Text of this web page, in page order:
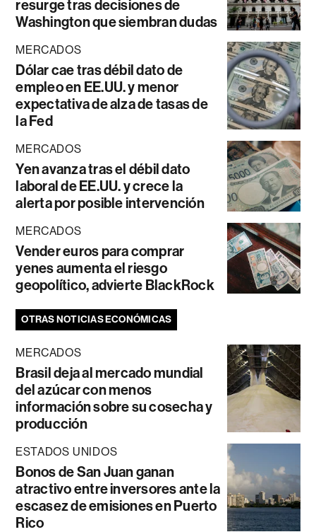
resurge tras decisiones de
Washington que siembran dudas
MERCADOS
Dólar cae tras débil dato de
empleo en EE.UU. y menor
expectativa de alza de tasas de
la Fed
MERCADOS
Yen avanza tras el débil dato
laboral de EE.UU. y crece la
alerta por posible intervención
MERCADOS
Vender euros para comprar
yenes aumenta el riesgo
geopolítico, advierte BlackRock
OTRAS NOTICIAS ECONÓMICAS
MERCADOS
Brasil deja al mercado mundial
del azúcar con menos
información sobre su cosecha y
producción
ESTADOS UNIDOS
Bonos de San Juan ganan
atractivo entre inversores ante la
escasez de emisiones en Puerto
Rico